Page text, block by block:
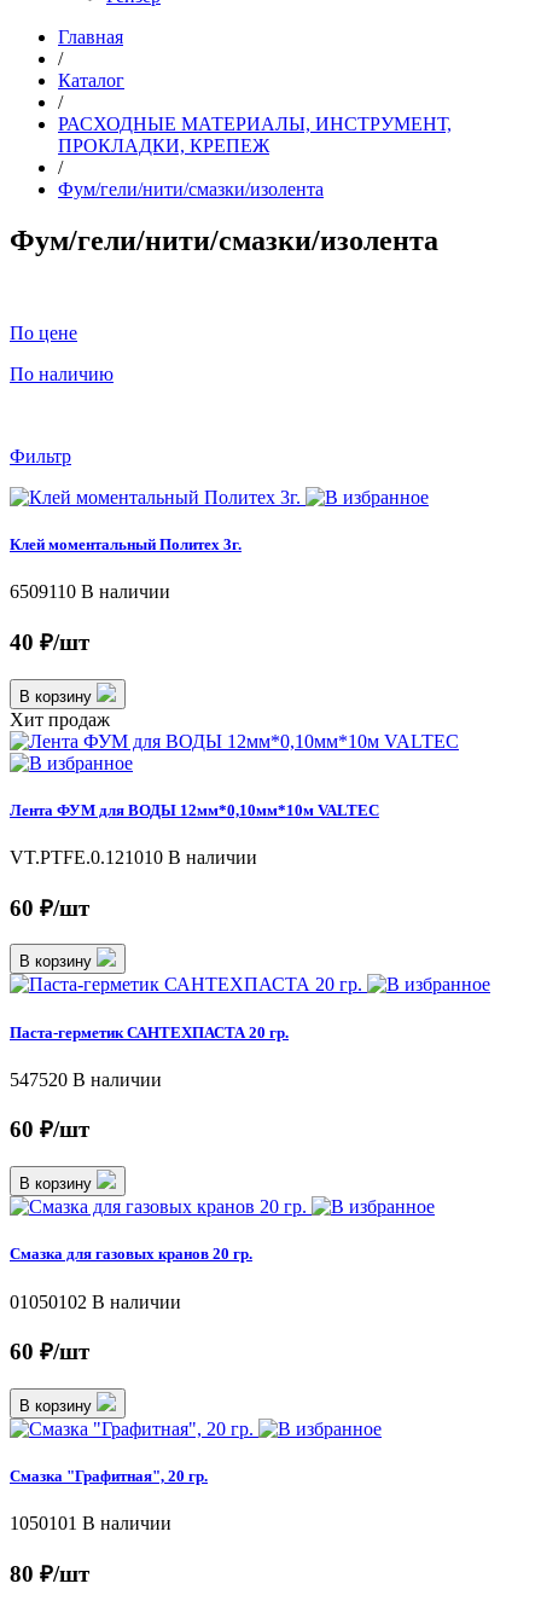
Главная
/
Каталог
/
РАСХОДНЫЕ МАТЕРИАЛЫ, ИНСТРУМЕНТ,
ПРОКЛАДКИ, КРЕПЕЖ
/
Фум/гели/нити/смазки/изолента
Фум/гели/нити/смазки/изолента
По цене
По наличию
Фильтр
Клей моментальный Политех 3г.
6509110 В наличии
40 ₽/шт
В корзину
Хит продаж
Лента ФУМ для ВОДЫ 12мм*0,10мм*10м VALTEC
VT.PTFE.0.121010 В наличии
60 ₽/шт
В корзину
Паста-герметик САНТЕХПАСТА 20 гр.
547520 В наличии
60 ₽/шт
В корзину
Смазка для газовых кранов 20 гр.
01050102 В наличии
60 ₽/шт
В корзину
Смазка "Графитная", 20 гр.
1050101 В наличии
80 ₽/шт